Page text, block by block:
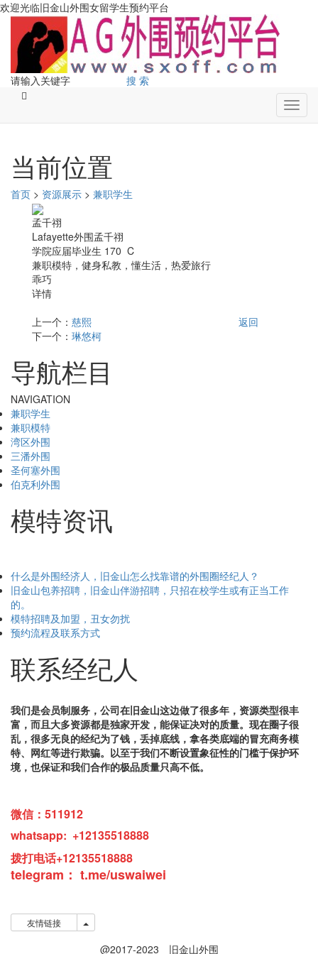
欢迎光临旧金山外围女留学生预约平台
搜 索
当前位置
首页 > 资源展示 > 兼职学生
孟千祤
Lafayette外围孟千祤
学院应届毕业生 170 C
兼职模特，健身私教，懂生活，热爱旅行
乖巧
详情
上一个： 慈熙
下一个： 琳悠柯
返回
导航栏目
NAVIGATION
兼职学生
兼职模特
湾区外围
三潘外围
圣何塞外围
伯克利外围
模特资讯
什么是外围经济人，旧金山怎么找靠谱的外围圈经纪人？
旧金山包养招聘，旧金山伴游招聘，只招在校学生或有正当工作
的。
模特招聘及加盟，丑女勿扰
预约流程及联系方式
联系经纪人
我们是会员制服务，公司在旧金山这边做了很多年，资源类型很丰
富，而且大多资源都是独家开发，能保证决对的质量。现在圈子很
乱，很多无良的经纪为了钱，丢掉底线，拿各类底端的冒充商务模
特、网红等进行欺骗。以至于我们不断设置象征性的门槛于保护环
境，也保证和我们合作的极品质量只高不低。
微信：511912
whatsapp: +12135518888
拨打电话+12135518888
telegram： t.me/uswaiwei
友情链接
@2017-2023 旧金山外围